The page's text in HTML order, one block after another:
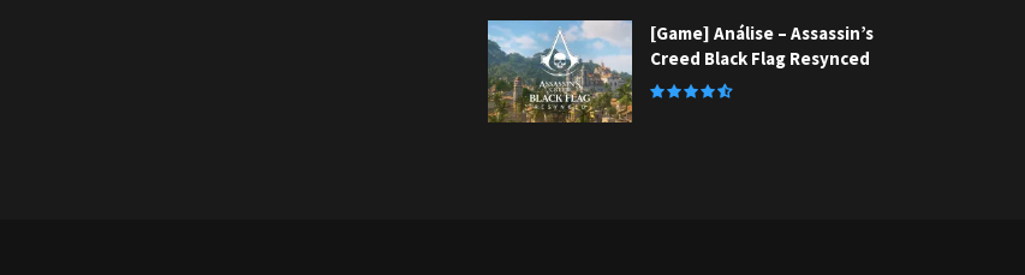
[Game] Análise – Assassin’s
Creed Black Flag Resynced